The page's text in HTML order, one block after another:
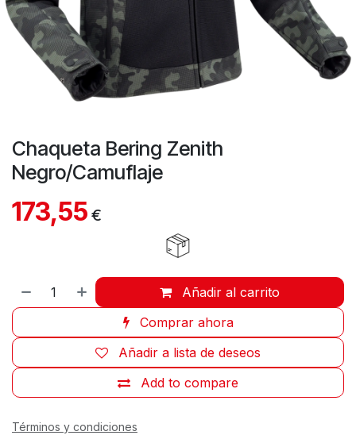
Chaqueta Bering Zenith
Negro/Camuflaje
173,55 €
Añadir al carrito
Comprar ahora
Add to compare
Añadir a lista de deseos
Términos y condiciones